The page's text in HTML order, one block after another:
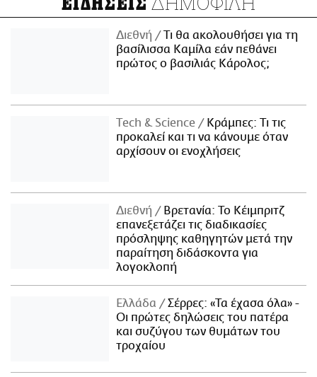
Διεθνή
Τι θα ακολουθήσει για τη
βασίλισσα Καμίλα εάν πεθάνει
πρώτος ο βασιλιάς Κάρολος;
Τech & Science
Κράμπες: Τι τις
προκαλεί και τι να κάνουμε όταν
αρχίσουν οι ενοχλήσεις
Διεθνή
Βρετανία: Το Κέιμπριτζ
επανεξετάζει τις διαδικασίες
πρόσληψης καθηγητών μετά την
παραίτηση διδάσκοντα για
λογοκλοπή
Ελλάδα
Σέρρες: «Τα έχασα όλα» -
Οι πρώτες δηλώσεις του πατέρα
και συζύγου των θυμάτων του
τροχαίου